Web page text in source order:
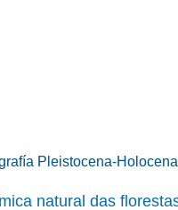
Pleistocena-Holocena